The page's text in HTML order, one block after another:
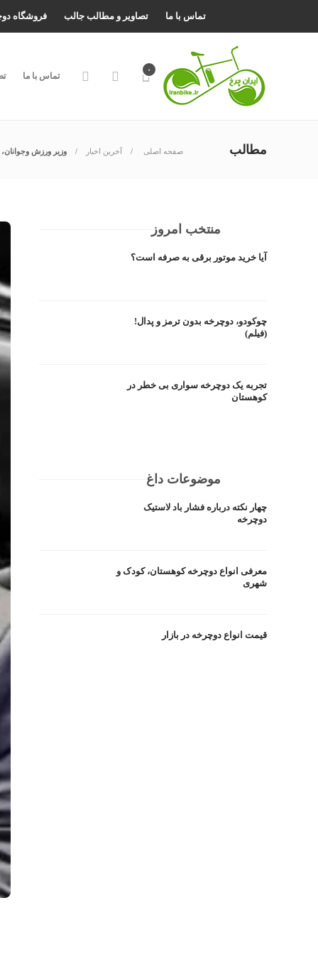
فروشگاه تصاویر و مطالب جالب تماس با ما
تماس با ما
۰
مطالب صفحه اصلی آخرین اخبار وزیر ورزش
منتخب امروز
آیا خرید موتور برقی به صرفه است؟
چوکودو، دوچرخه بدون ترمز و پدال!
(فیلم)
تجربه یک دوچرخه سواری بی خطر در
کوهستان
موضوعات داغ
چهار نکته درباره فشار باد لاستیک
دوچرخه
معرفی انواع دوچرخه کوهستان، کودک و
شهری
قیمت انواع دوچرخه در بازار